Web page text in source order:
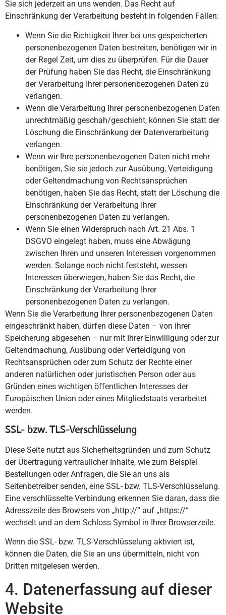
Sie sich jederzeit an uns wenden. Das Recht auf
Einschränkung der Verarbeitung besteht in folgenden Fällen:
Wenn Sie die Richtigkeit Ihrer bei uns gespeicherten
personenbezogenen Daten bestreiten, benötigen wir in
der Regel Zeit, um dies zu überprüfen. Für die Dauer
der Prüfung haben Sie das Recht, die Einschränkung
der Verarbeitung Ihrer personenbezogenen Daten zu
verlangen.
Wenn die Verarbeitung Ihrer personenbezogenen Daten
unrechtmäßig geschah/geschieht, können Sie statt der
Löschung die Einschränkung der Datenverarbeitung
verlangen.
Wenn wir Ihre personenbezogenen Daten nicht mehr
benötigen, Sie sie jedoch zur Ausübung, Verteidigung
oder Geltendmachung von Rechtsansprüchen
benötigen, haben Sie das Recht, statt der Löschung die
Einschränkung der Verarbeitung Ihrer
personenbezogenen Daten zu verlangen.
Wenn Sie einen Widerspruch nach Art. 21 Abs. 1
DSGVO eingelegt haben, muss eine Abwägung
zwischen Ihren und unseren Interessen vorgenommen
werden. Solange noch nicht feststeht, wessen
Interessen überwiegen, haben Sie das Recht, die
Einschränkung der Verarbeitung Ihrer
personenbezogenen Daten zu verlangen.
Wenn Sie die Verarbeitung Ihrer personenbezogenen Daten
eingeschränkt haben, dürfen diese Daten – von ihrer
Speicherung abgesehen – nur mit Ihrer Einwilligung oder zur
Geltendmachung, Ausübung oder Verteidigung von
Rechtsansprüchen oder zum Schutz der Rechte einer
anderen natürlichen oder juristischen Person oder aus
Gründen eines wichtigen öffentlichen Interesses der
Europäischen Union oder eines Mitgliedstaats verarbeitet
werden.
SSL- bzw. TLS-Verschlüsselung
Diese Seite nutzt aus Sicherheitsgründen und zum Schutz
der Übertragung vertraulicher Inhalte, wie zum Beispiel
Bestellungen oder Anfragen, die Sie an uns als
Seitenbetreiber senden, eine SSL- bzw. TLS-Verschlüsselung.
Eine verschlüsselte Verbindung erkennen Sie daran, dass die
Adresszeile des Browsers von „http://“ auf „https://“
wechselt und an dem Schloss-Symbol in Ihrer Browserzeile.
Wenn die SSL- bzw. TLS-Verschlüsselung aktiviert ist,
können die Daten, die Sie an uns übermitteln, nicht von
Dritten mitgelesen werden.
4. Datenerfassung auf dieser
Website